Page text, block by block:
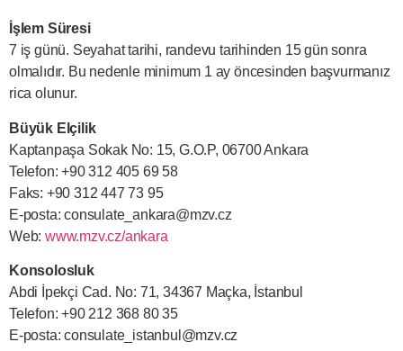
İşlem Süresi
7 iş günü. Seyahat tarihi, randevu tarihinden 15 gün sonra
olmalıdır. Bu nedenle minimum 1 ay öncesinden başvurmanız
rica olunur.
Büyük Elçilik
Kaptanpaşa Sokak No: 15, G.O.P, 06700 Ankara
Telefon: +90 312 405 69 58
Faks: +90 312 447 73 95
E-posta:consulate_ankara@mzv.cz
Web: www.mzv.cz/ankara
Konsolosluk
Abdi İpekçi Cad. No: 71, 34367 Maçka, İstanbul
Telefon: +90 212 368 80 35
E-posta:consulate_istanbul@mzv.cz